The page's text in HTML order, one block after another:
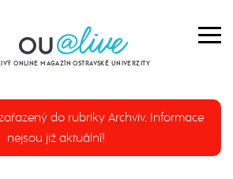
ONLINE MAGAZÍN OSTRAVSKÉ UNIVERZITY
do rubriky Archvív. Informace
nejsou již aktuální!